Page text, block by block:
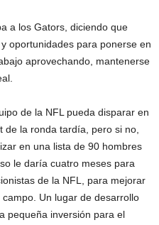
a los Gators, diciendo que
oportunidades para ponerse en
aprovechando, mantenerse
de la NFL pueda disparar en
de la ronda tardía, pero si no,
en una lista de 90 hombres
le daría cuatro meses para
de la NFL, para mejorar
Un lugar de desarrollo
pequeña inversión para el